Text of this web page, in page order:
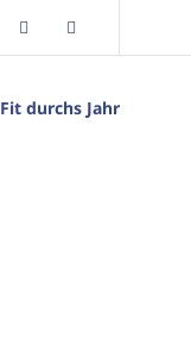
Facebook
Fit durchs Jahr